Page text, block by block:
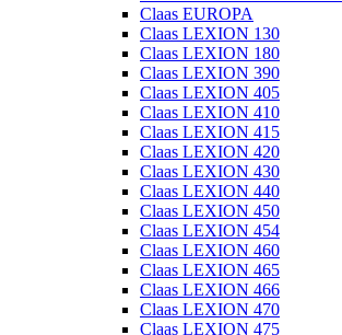
Claas EUROPA
Claas LEXION 130
Claas LEXION 180
Claas LEXION 390
Claas LEXION 405
Claas LEXION 410
Claas LEXION 415
Claas LEXION 420
Claas LEXION 430
Claas LEXION 440
Claas LEXION 450
Claas LEXION 454
Claas LEXION 460
Claas LEXION 465
Claas LEXION 466
Claas LEXION 470
Claas LEXION 475